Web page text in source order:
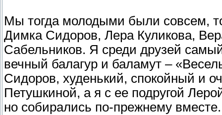
Мы тогда молодыми были совсем,
Димка Сидоров, Лера Куликова,
Сабельников. Я среди друзей
вечный балагур и баламут –
Сидоров, худенький, спокойный и
Петушкиной, а я с ее подругой
но собирались по-прежнему вместе.